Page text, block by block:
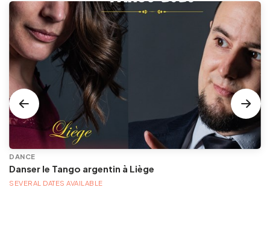
DANCE
Danser le Tango argentin à Liège
SEVERAL DATES AVAILABLE